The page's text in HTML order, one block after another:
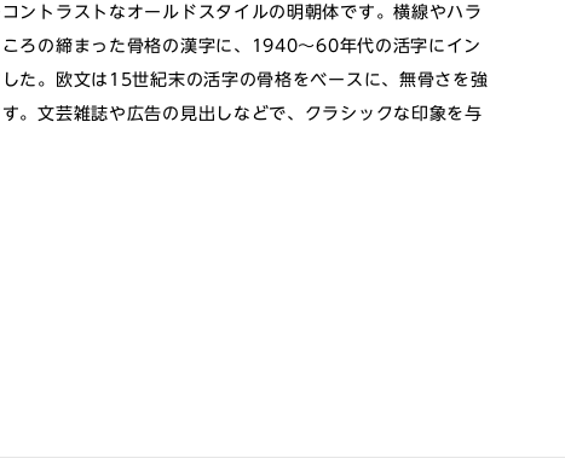
ントラストなオールドスタイルの明朝体です。横線やハラ
ろの締まった骨格の漢字に、1940〜60年代の活字にイン
た。欧文は15世紀末の活字の骨格をベースに、無骨さを強
。文芸雑誌や広告の見出しなどで、クラシックな印象を与